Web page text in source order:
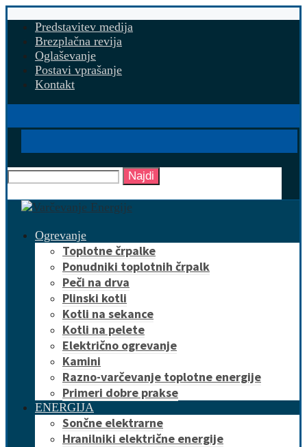
Predstavitev medija
Brezplačna revija
Oglaševanje
Postavi vprašanje
Kontakt
Najdi
Ogrevanje
Toplotne črpalke
Ponudniki toplotnih črpalk
Peči na drva
Plinski kotli
Kotli na sekance
Kotli na pelete
Električno ogrevanje
Kamini
Razno-varčevanje toplotne energije
Primeri dobre prakse
ENERGIJA
Sončne elektrarne
Hranilniki električne energije